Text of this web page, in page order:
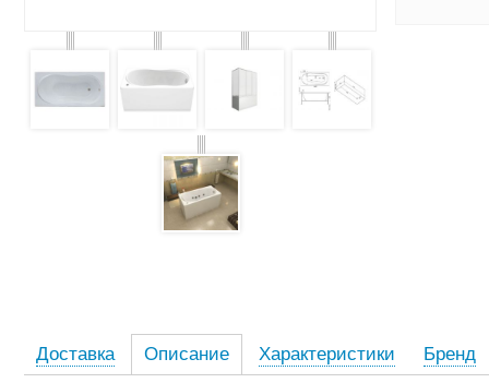
Доставка Описание Характеристики Бренд